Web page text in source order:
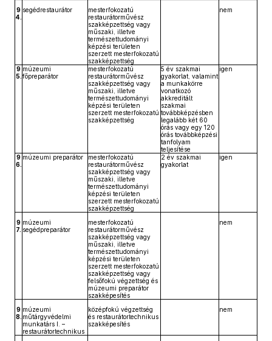
9
4.
segédrestaurátor
mesterfokozatú
restaurátorművész
szakképzettség vagy
műszaki, illetve
természettudományi
képzési területen
szerzett mesterfokozatú
szakképzettség
nem
9
5.
múzeumi
főpreparátor
mesterfokozatú
restaurátorművész
szakképzettség vagy
műszaki, illetve
természettudományi
képzési területen
szerzett mesterfokozatú
szakképzettség
5 év szakmai
gyakorlat, valamint
a munkakörre
vonatkozó
akkreditált
szakmai
továbbképzésben
legalább két 60
órás vagy egy 120
órás továbbképzési
tanfolyam
teljesítése
igen
9
6.
múzeumi preparátor
mesterfokozatú
restaurátorművész
szakképzettség vagy
műszaki, illetve
természettudományi
képzési területen
szerzett mesterfokozatú
szakképzettség
2 év szakmai
gyakorlat
igen
9
7.
múzeumi
segédpreparátor
mesterfokozatú
restaurátorművész
szakképzettség vagy
műszaki, illetve
természettudományi
képzési területen
szerzett mesterfokozatú
szakképzettség vagy
felsőfokú végzettség és
múzeumi preparátor
szakképesítés
nem
9
8.
múzeumi
műtárgyvédelmi
munkatárs I. –
restaurátortechnikus
középfokú végzettség
és restaurátortechnikus
szakképesítés
nem